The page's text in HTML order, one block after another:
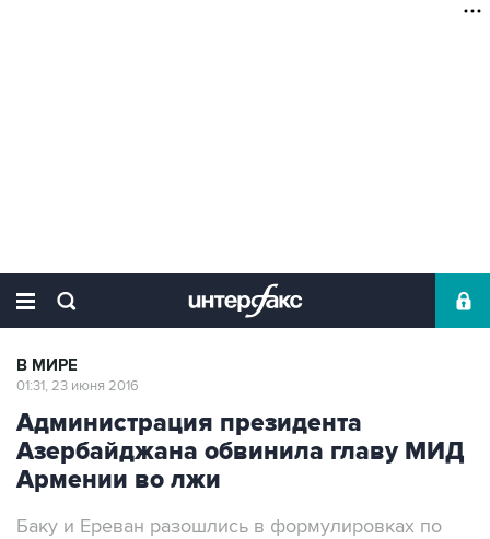
В МИРЕ
01:31, 23 июня 2016
Администрация президента
Азербайджана обвинила главу МИД
Армении во лжи
Баку и Ереван разошлись в формулировках по